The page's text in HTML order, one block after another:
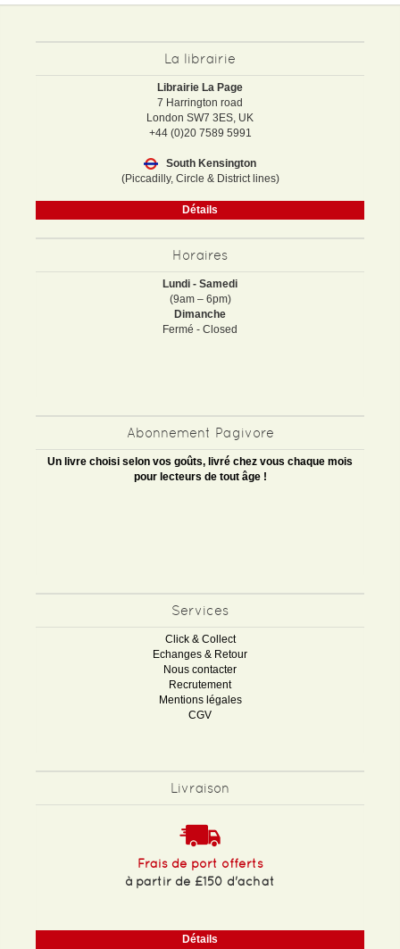
La librairie
Librairie La Page
7 Harrington road
London SW7 3ES, UK
+44 (0)20 7589 5991
South Kensington
(Piccadilly, Circle & District lines)
Détails
Horaires
Lundi - Samedi
(9am – 6pm)
Dimanche
Fermé - Closed
Abonnement Pagivore
Un livre choisi selon vos goûts, livré chez vous chaque mois
pour lecteurs de tout âge !
Services
Click & Collect
Echanges & Retour
Nous contacter
Recrutement
Mentions légales
CGV
Livraison
Frais de port offerts
à partir de £150 d'achat
Détails